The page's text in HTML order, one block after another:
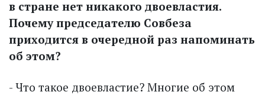
в стране нет никакого двое­властия.
Почему председателю Совбеза
приходится в очередной раз напоминать
об этом?
- Что такое двоевластие? Многие об этом